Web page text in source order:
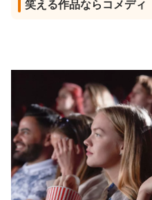
笑える作品ならコメディ